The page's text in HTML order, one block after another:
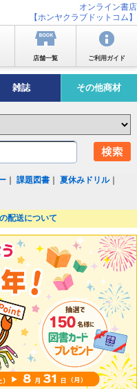
オンライン書店
【ホンヤクラブドットコム】
店舗一覧 ご利用ガイド
雑誌 その他商材
｜課題図書 ｜夏休みドリル｜
配送について